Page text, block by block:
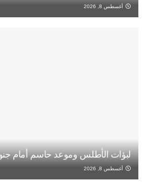
أغسطس 8, 2026
لبؤات الأطلس وموعد حاسم أمام
أغسطس 8, 2026